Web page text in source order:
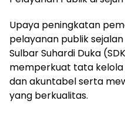
Upaya peningkatan
pelayanan publik
Sulbar Suhardi Duka
memperkuat tata
dan akuntabel serta
yang berkualitas.